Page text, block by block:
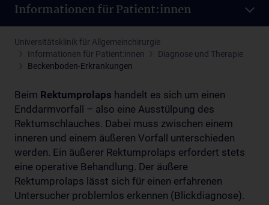
Informationen für Patient:innen
Universitätsklinik für Allgemeinchirurgie
Informationen für Patient:innen
Diagnose und Therapie
Beckenboden-Erkrankungen
Beim Rektumprolaps handelt es sich um einen
Enddarmvorfall – also eine Ausstülpung des
Rektumschlauches. Dabei muss zwischen einem
inneren und einem äußeren Vorfall unterschieden
werden. Ein äußerer Rektumprolaps erfordert stets
eine operative Behandlung. Der äußere
Rektumprolaps lässt sich für einen erfahrenen
Untersucher problemlos erkennen (Blickdiagnose).